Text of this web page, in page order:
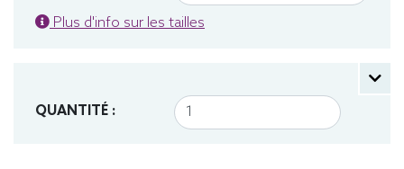
Plus d'info sur les tailles
QUANTITÉ :